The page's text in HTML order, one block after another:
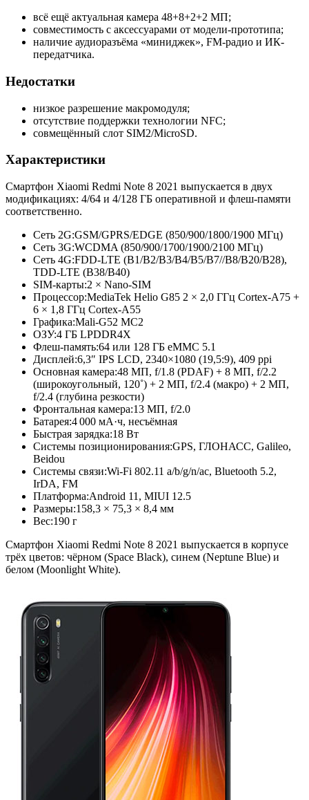
всё ещё актуальная камера 48+8+2+2 МП;
совместимость с аксессуарами от модели-прототипа;
наличие аудиоразъёма «миниджек», FM-радио и ИК-
передатчика.
Недостатки
низкое разрешение макромодуля;
отсутствие поддержки технологии NFC;
совмещённый слот SIM2/MicroSD.
Характеристики
Смартфон Xiaomi Redmi Note 8 2021 выпускается в двух
модификациях: 4/64 и 4/128 ГБ оперативной и флеш-памяти
соответственно.
Сеть 2G:GSM/GPRS/EDGE (850/900/1800/1900 МГц)
Сеть 3G:WCDMA (850/900/1700/1900/2100 МГц)
Сеть 4G:FDD-LTE (B1/B2/B3/B4/B5/B7//B8/B20/B28),
TDD-LTE (B38/B40)
SIM-карты:2 × Nano-SIM
Процессор:MediaTek Helio G85 2 × 2,0 ГГц Cortex-A75 +
6 × 1,8 ГГц Cortex-A55
Графика:Mali-G52 MC2
ОЗУ:4 ГБ LPDDR4X
Флеш-память:64 или 128 ГБ eMMC 5.1
Дисплей:6,3″ IPS LCD, 2340×1080 (19,5:9), 409 ppi
Основная камера:48 МП, f/1.8 (PDAF) + 8 МП, f/2.2
(широкоугольный, 120˚) + 2 МП, f/2.4 (макро) + 2 МП,
f/2.4 (глубина резкости)
Фронтальная камера:13 МП, f/2.0
Батарея:4 000 мА·ч, несъёмная
Быстрая зарядка:18 Вт
Системы позиционирования:GPS, ГЛОНАСС, Galileo,
Beidou
Системы связи:Wi-Fi 802.11 a/b/g/n/ac, Bluetooth 5.2,
IrDA, FM
Платформа:Android 11, MIUI 12.5
Размеры:158,3 × 75,3 × 8,4 мм
Вес:190 г
Смартфон Xiaomi Redmi Note 8 2021 выпускается в корпусе
трёх цветов: чёрном (Space Black), синем (Neptune Blue) и
белом (Moonlight White).